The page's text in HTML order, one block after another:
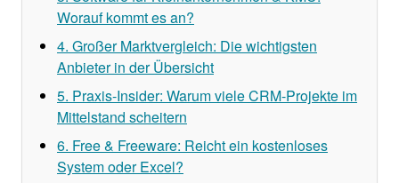
Worauf kommt es an?
4. Großer Marktvergleich: Die wichtigsten
Anbieter in der Übersicht
5. Praxis-Insider: Warum viele CRM-Projekte im
Mittelstand scheitern
6. Free & Freeware: Reicht ein kostenloses
System oder Excel?